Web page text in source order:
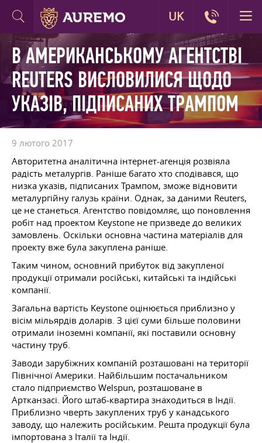
В АМЕРИКАНСЬКОМУ АГЕНТСТВІ
REUTERS ВИСЛОВИЛИСЯ ЩОДО
УКАЗІВ, ПІДПИСАНИХ ТРАМПОМ
9 лютого 2017
Авторитетна аналітична інтернет-агенція розвіяла
радість металургів. Раніше багато хто сподівався, що
низка указів, підписаних Трампом, зможе відновити
металургійну галузь країни. Однак, за даними Reuters,
це не станеться. Агентство повідомляє, що поновлення
робіт над проектом Keystone не призведе до великих
замовлень. Оскільки основна частина матеріалів для
проекту вже була закуплена раніше.
Таким чином, основний прибуток від закупленої
продукції отримали російські, китайські та індійські
компанії.
Загальна вартість Keystone оцінюється приблизно у
вісім мільярдів доларів. З цієї суми більше половини
отримали іноземні компанії, які поставили основну
частину труб.
Заводи зарубіжних компаній розташовані на території
Північної Америки. Найбільшим постачальником
стало підприємство Welspun, розташоване в
Артканзасі. Його штаб-квартира знаходиться в Індії.
Приблизно чверть закуплених труб у канадського
заводу, що належить російським. Решта продукції була
імпортована з Італії та Індії.
UK